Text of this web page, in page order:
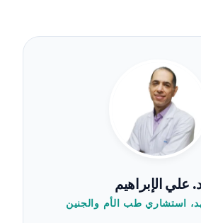
علي الإبراهيم
استشاري طب الأم والجنين